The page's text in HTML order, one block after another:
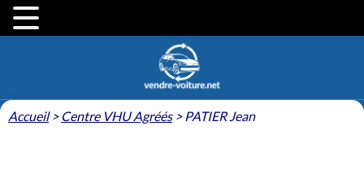
Accueil> Centre VHU Agréés> PATIER Jean